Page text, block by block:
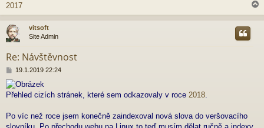
2017
a
vitsoft
Site Admin
Re: Návštěvnost
P
ř
í
s
ě
19.1.2019 22:24
Přehled cizích stránek, které sem odkazovaly v roce 2018
Po víc než roce jsem konečně zaindexoval nová slova do veršovacího